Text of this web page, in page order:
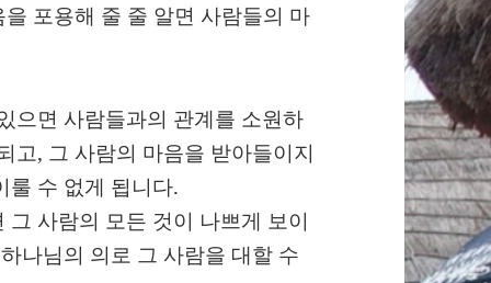
포용해 줄 줄 알면 사람들의 마
으면 사람들과의 관계를 소원하
고, 그 사람의 마음을 받아들이지
룰 수 없게 됩니다.
사람의 모든 것이 나쁘게 보이
나님의 의로 그 사람을 대할 수